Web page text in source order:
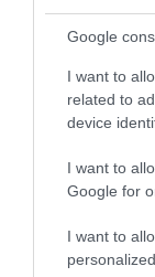
Google
I want to
related to
device
I want to
Google for
I want to
This Simple
Your Body!
359 139